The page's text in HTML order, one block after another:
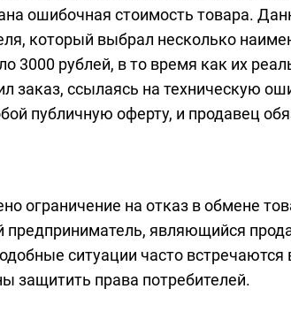
ошибочная стоимость товара.
который выбрал несколько
3000 рублей, в то время как их
заказ, ссылаясь на техническую
публичную оферту, и продавец
ограничение на отказ в обмене
предприниматель, являющийся
ситуации часто
защитить права потребителей.